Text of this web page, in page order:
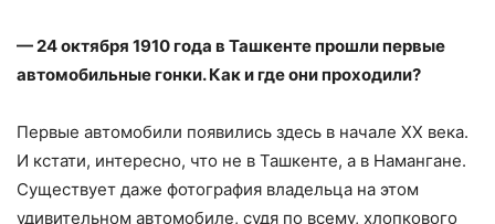
— 24 октября 1910 года в Ташкенте прошли первые
автомобильные гонки. Как и где они проходили?
Первые автомобили появились здесь в начале ХХ века.
И кстати, интересно, что не в Ташкенте, а в Намангане.
Существует даже фотография владельца на этом
удивительном автомобиле, судя по всему, хлопкового